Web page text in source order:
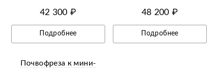
42 300 ₽
Подробнее
48 200 ₽
Подробнее
Почвофреза к мини-